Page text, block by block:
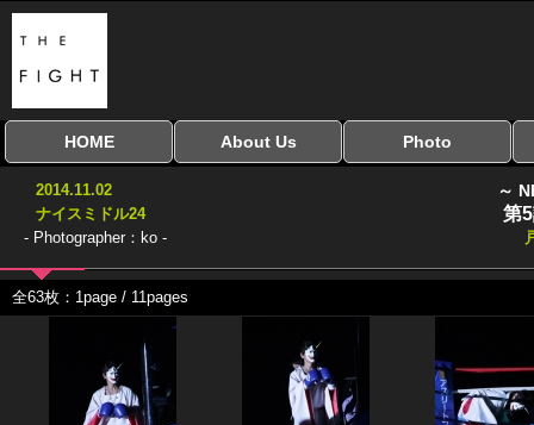
HOME
全興行を表示
ナイスミドル
アマチュアキック
協議会
全日本学生キック
建武館キッズ大会
Bigbang
おやじファイト
About Us Photo
2014.11.02
ナイスミドル24
- Photographer：ko -
～
第
全63枚：1page / 11pages